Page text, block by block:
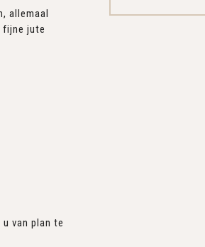
allemaal
fijne jute
van plan te